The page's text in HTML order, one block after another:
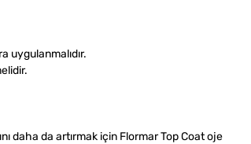
uygulanmalıdır.
daha da artırmak için Flormar Top Coat oje